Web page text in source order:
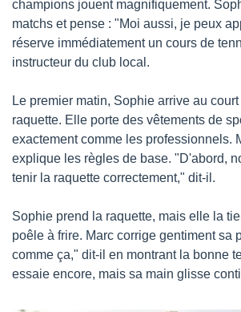
champions jouent magnifiquement.
matchs et pense : "Moi aussi, je peux
réserve immédiatement un cours de
instructeur du club local.
Le premier matin, Sophie arrive au
raquette. Elle porte des vêtements de
exactement comme les professionnels.
explique les règles de base. "D'abord,
tenir la raquette correctement," dit-il.
Sophie prend la raquette, mais elle la
poêle à frire. Marc corrige gentiment sa
comme ça," dit-il en montrant la bonne
essaie encore, mais sa main glisse